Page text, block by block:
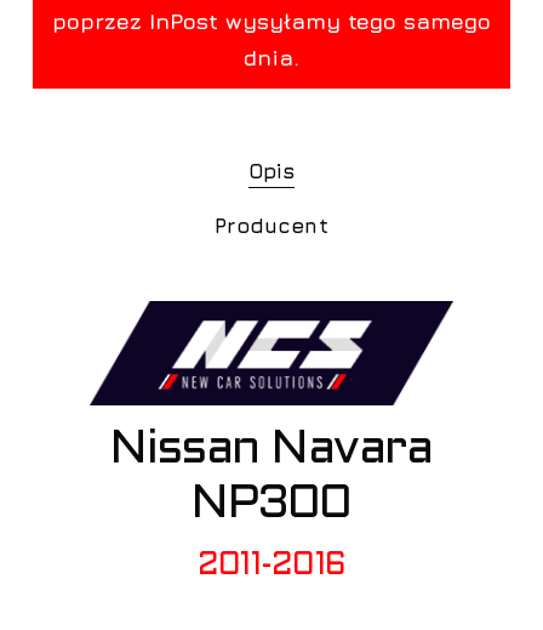
Opis
Producent
Nissan Navara
NP300
2011-2016